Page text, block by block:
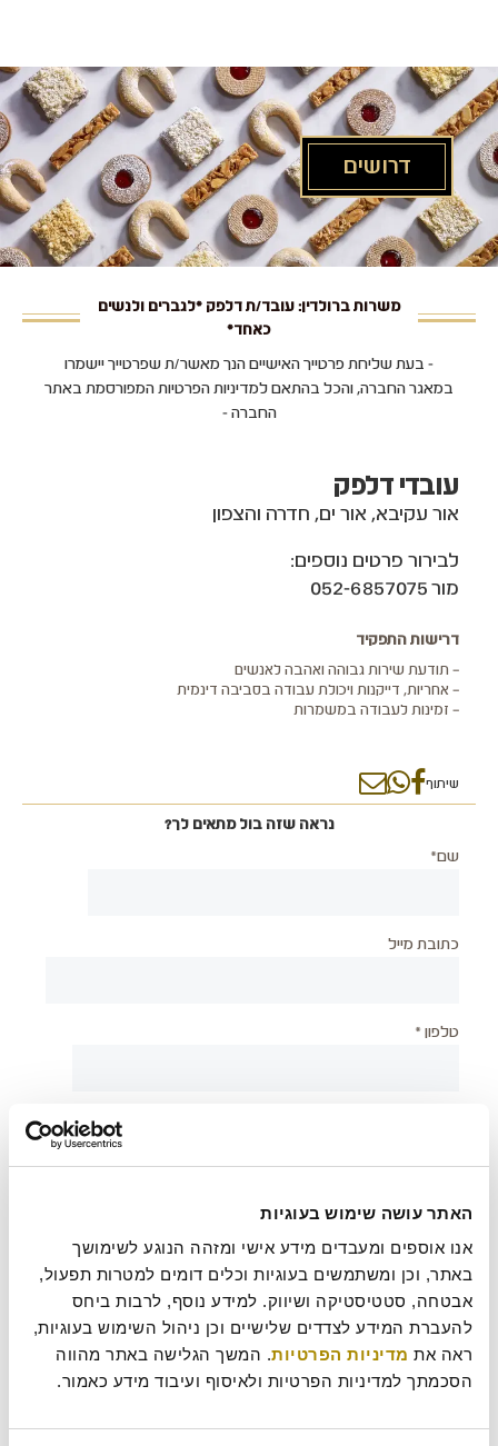
האתר עושה שימוש בעוגיות
ראה את מדיניות הפרטיות
הסכמתך למדיניות הפרטיות ולאיסוף ועיבוד מידע כאמור.
דרושים
משרות ברולדין: עובד/ת דלפק *לגברים ולנשים
כאחד*
- בעת שליחת פרטייך האישיים הנך מאשר/ת שפרטייך יישמרו
במאגר החברה, והכל בהתאם למדיניות הפרטיות המפורסמת באתר
החברה -
עובדי דלפק
אור עקיבא, אור ים, חדרה והצפון
לבירור פרטים נוספים:
מור 052-6857075
דרישות התפקיד
– תודעת שירות גבוהה ואהבה לאנשים
– אחריות, דייקנות ויכולת עבודה בסביבה דינמית
– זמינות לעבודה במשמרות
שיתוף
נראה שזה בול מתאים לך?
שם*
כתובת מייל
טלפון *
צירוף קובץ
בעת שליחת טופס זה אני מאשר/ת כי קראתי אתמדיניות
עוד משהו נחמד שכדאי שנדע עלייך?